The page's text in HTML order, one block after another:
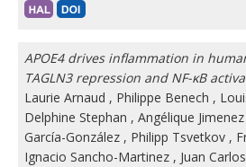
APOE4 drives inflammation in
TAGLN3 repression and NF-κB
Laurie Arnaud , Philippe Benech ,
Delphine Stephan , Angélique Jimenez
García-González , Philipp Tsvetkov ,
Ignacio Sancho-Martinez , Juan